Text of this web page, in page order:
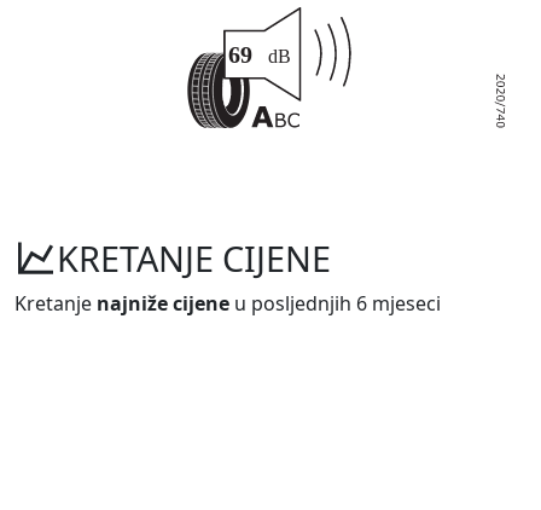
KRETANJE CIJENE
Kretanje najniže cijene u posljednjih 6 mjeseci